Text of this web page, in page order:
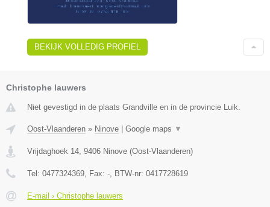
BEKIJK VOLLEDIG PROFIEL
Christophe lauwers
Niet gevestigd in de plaats Grandville en in de provincie Luik.
Oost-Vlaanderen » Ninove | Google maps ▼
Vrijdaghoek 14 9406 Ninove (Oost-Vlaanderen)
Tel: 0477324369 , Fax: - , BTW-nr: 0417728619
E-mail › Christophe lauwers